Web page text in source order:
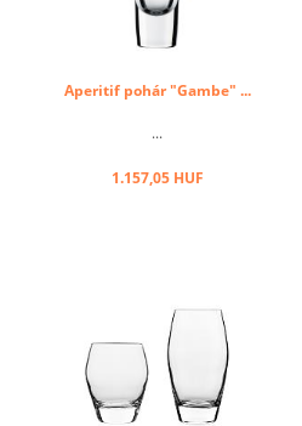
Aperitif pohár "Gambe" ...
...
1.157,05 HUF